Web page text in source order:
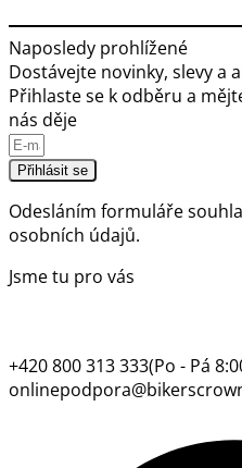
Naposledy prohlížené
Dostávejte novinky, slevy a
Přihlaste se k odběru a
nás děje
Přihlásit se
Odesláním formuláře
osobních údajů.
Jsme tu pro vás
+420 800 313 333(Po - Pá